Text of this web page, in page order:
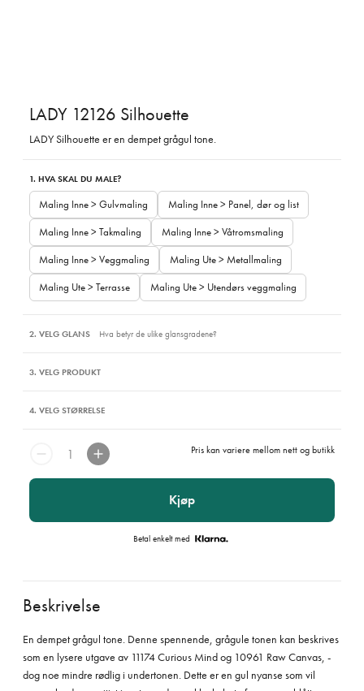
LADY 12126 Silhouette
LADY Silhouette er en dempet grågul tone.
1. HVA SKAL DU MALE?
Maling Inne > Gulvmaling
Maling Inne > Panel, dør og list
Maling Inne > Takmaling
Maling Inne > Våtromsmaling
Maling Inne > Veggmaling
Maling Ute > Metallmaling
Maling Ute > Terrasse
Maling Ute > Utendørs veggmaling
2. VELG GLANS Hva betyr de ulike glansgradene?
3. VELG PRODUKT
4. VELG STØRRELSE
Pris kan variere mellom nett og butikk
Kjøp
Betal enkelt med
Beskrivelse
En dempet grågul tone. Denne spennende, grågule tonen kan beskrives
som en lysere utgave av 11174 Curious Mind og 10961 Raw Canvas, -
dog noe mindre rødlig i undertonen. Dette er en gul nyanse som vil